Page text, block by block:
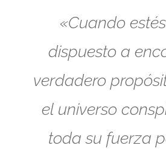
«Cuando
dispuesto a
verdadero
el universo
toda su fuerza